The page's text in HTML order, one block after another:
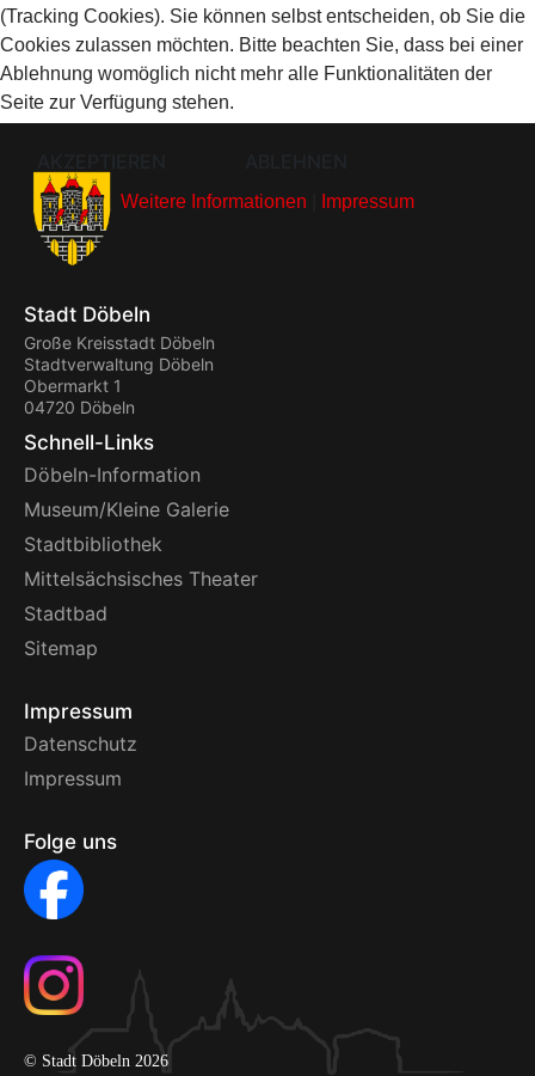
Stadt Döbeln
Große Kreisstadt Döbeln
Stadtverwaltung Döbeln
Obermarkt 1
04720 Döbeln
Schnell-Links
Döbeln-Information
Museum/Kleine Galerie
Stadtbibliothek
Mittelsächsisches Theater
Stadtbad
Sitemap
Impressum
Datenschutz
Impressum
Folge uns
© Stadt Döbeln 2026
(Tracking Cookies). Sie können selbst entscheiden, ob Sie die
Cookies zulassen möchten. Bitte beachten Sie, dass bei einer
Ablehnung womöglich nicht mehr alle Funktionalitäten der
Seite zur Verfügung stehen.
Weitere Informationen Impressum